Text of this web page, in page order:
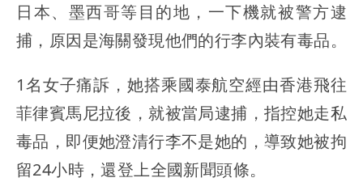
日本、墨西哥等目的地，一下機就被警方逮
捕，原因是海關發現他們的行李內裝有毒品。
1名女子痛訴，她搭乘國泰航空經由香港飛往
菲律賓馬尼拉後，就被當局逮捕，指控她走私
毒品，即便她澄清行李不是她的，導致她被拘
留24小時，還登上全國新聞頭條。